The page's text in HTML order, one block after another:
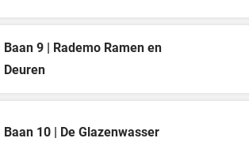
Baan 9 | Rademo Ramen en
Deuren
Baan 10 | De Glazenwasser